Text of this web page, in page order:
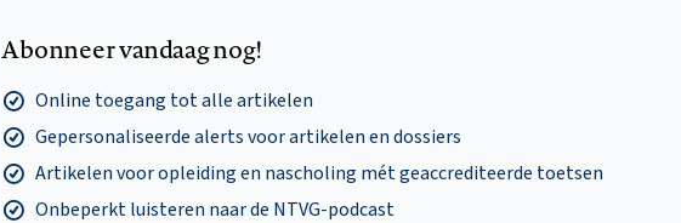
Abonneer vandaag nog!
Online toegang tot alle artikelen
Gepersonaliseerde alerts voor artikelen en dossiers
Artikelen voor opleiding en nascholing mét geaccrediteerde toetsen
Onbeperkt luisteren naar de NTVG-podcast